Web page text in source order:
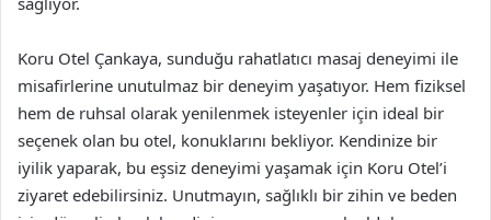
Koru Otel Çankaya, sunduğu rahatlatıcı masaj deneyimi ile
misafirlerine unutulmaz bir deneyim yaşatıyor. Hem fiziksel
hem de ruhsal olarak yenilenmek isteyenler için ideal bir
seçenek olan bu otel, konuklarını bekliyor. Kendinize bir
iyilik yaparak, bu eşsiz deneyimi yaşamak için Koru Otel’i
ziyaret edebilirsiniz. Unutmayın, sağlıklı bir zihin ve beden